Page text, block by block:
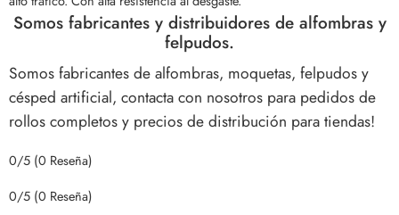
Somos fabricantes y distribuidores de alfombras y
felpudos.
Somos fabricantes de alfombras, moquetas, felpudos y
césped artificial, contacta con nosotros para pedidos de
rollos completos y precios de distribución para tiendas!
0/5 (0 Reseña)
0/5 (0 Reseña)